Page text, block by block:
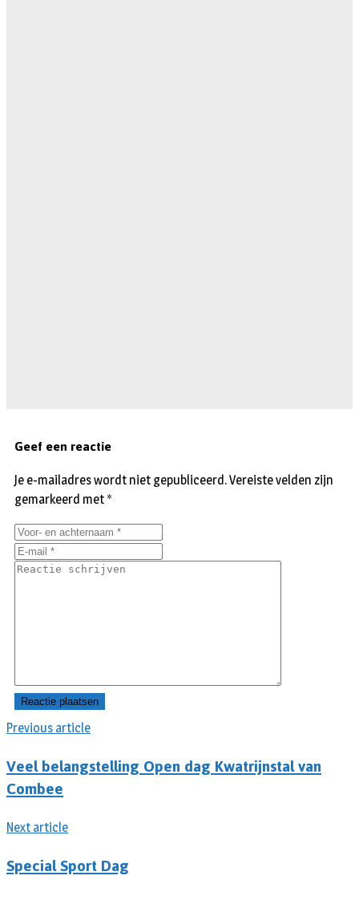
Previous article
Veel belangstelling Open dag Kwatrijnstal van
Combee
Next article
Special Sport Dag
Geef een reactie
Je e-mailadres wordt niet gepubliceerd.Vereiste velden zijn
gemarkeerd met *